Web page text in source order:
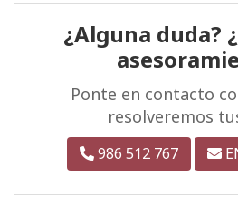
¿Alguna duda?
Ponte en contacto
resolveremos
986 512 767